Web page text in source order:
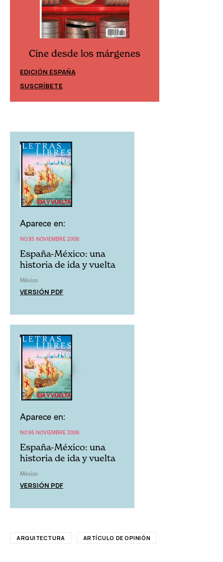
Cine desde los márgenes
EDICIÓN ESPAÑA
SUSCRÍBETE
Aparece en:
NO.95 NOVIEMBRE 2006
España-México: una
historia de ida y vuelta
México
VERSIÓN PDF
Aparece en:
NO.95 NOVIEMBRE 2006
España-México: una
historia de ida y vuelta
México
VERSIÓN PDF
ARQUITECTURA ARTÍCULO DE OPINIÓN